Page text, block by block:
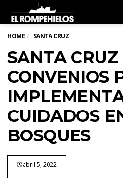
HOME SANTA CRUZ
SANTA
CONVENIOS
CUIDADOS
BOSQUES
abril 5, 2022